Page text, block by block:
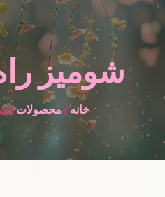
شومیز
خانه/محصولات/